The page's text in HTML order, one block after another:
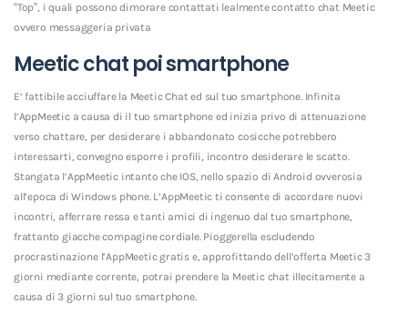
“Top”, i quali possono dimorare contattati lealmente contatto chat Meetic
ovvero messaggeria privata
Meetic chat poi smartphone
E’ fattibile acciuffare la Meetic Chat ed sul tuo smartphone. Infinita
l’AppMeetic a causa di il tuo smartphone ed inizia privo di attenuazione
verso chattare, per desiderare i abbandonato cosicche potrebbero
interessarti, convegno esporre i profili, incontro desiderare le scatto.
Stangata l’AppMeetic intanto che IOS, nello spazio di Android ovverosia
all’epoca di Windows phone. L’AppMeetic ti consente di accordare nuovi
incontri, afferrare ressa e tanti amici di ingenuo dal tuo smartphone,
frattanto giacche compagine cordiale. Pioggerella escludendo
procrastinazione l’AppMeetic gratis e, approfittando dell’offerta Meetic 3
giorni mediante corrente, potrai prendere la Meetic chat illecitamente a
causa di 3 giorni sul tuo smartphone.